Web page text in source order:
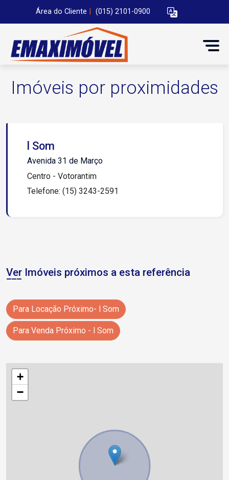
Área do Cliente (015) 2101-0900
Imóveis por proximidades
l Som
Avenida 31 de Março
Centro - Votorantim
Telefone: (15) 3243-2591
Ver Imóveis próximos a esta referência
Para Locação Próximo- l Som
Para Venda Próximo - l Som
+
−